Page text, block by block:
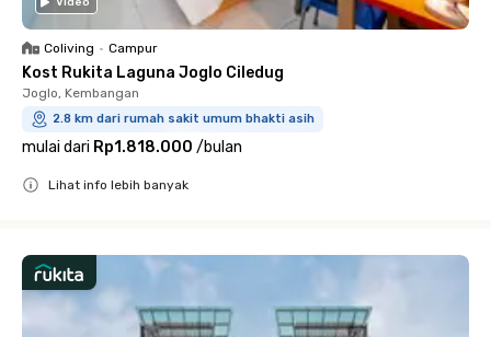
Coliving • Campur
Kost Rukita Laguna Joglo Ciledug
Joglo, Kembangan
2.8 km dari rumah sakit umum bhakti asih
mulai dari Rp1.818.000 /bulan
Lihat info lebih banyak